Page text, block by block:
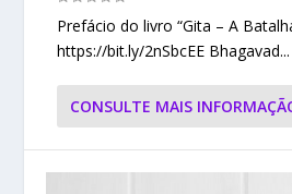
Prefácio do livro “Gita – A
https://bit.ly/2nSbcEE Bhagavad...
CONSULTE MAIS